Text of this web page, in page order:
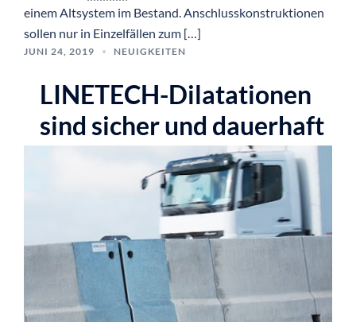
einem Altsystem im Bestand. Anschlusskonstruktionen
sollen nur in Einzelfällen zum […]
JUNI 24, 2019 NEUIGKEITEN
LINETECH-Dilatationen
sind sicher und dauerhaft